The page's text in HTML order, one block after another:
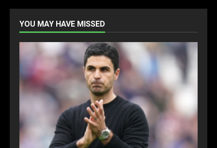
YOU MAY HAVE MISSED